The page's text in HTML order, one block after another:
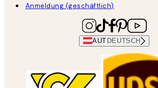
Anmeldung (geschäftlich)
AUT DEUTSCH